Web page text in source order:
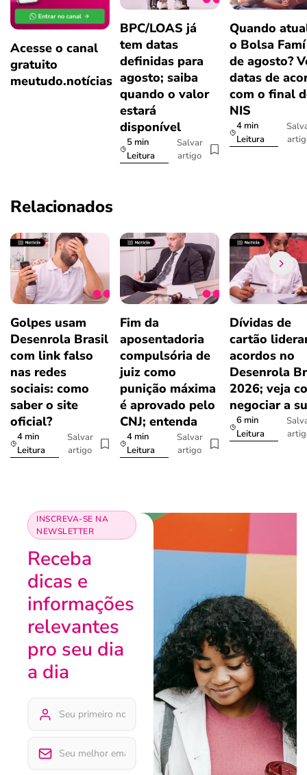
Acesse o canal
gratuito
meutudo.notícias
BPC/LOAS já
tem datas
definidas para
agosto; saiba
quando o valor
estará
disponível
5 min
Leitura
Salvar
artigo
Quando
o Bolsa
de agosto?
datas de
com o final
NIS
4 min
Leitura
Relacionados
Golpes usam
Desenrola Brasil
com link falso
nas redes
sociais: como
saber o site
oficial?
4 min
Leitura
Salvar
artigo
Fim da
aposentadoria
compulsória de
juiz como
punição máxima
é aprovado pelo
CNJ; entenda
4 min
Leitura
Salvar
artigo
Dívidas de
cartão
acordos no
Desenrola
2026; veja
negociar a
6 min
Leitura
INSCREVA-SE NA
NEWSLETTER
Receba
dicas e
informações
relevantes
pro seu dia
a dia